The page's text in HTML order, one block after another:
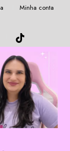
Minha conta